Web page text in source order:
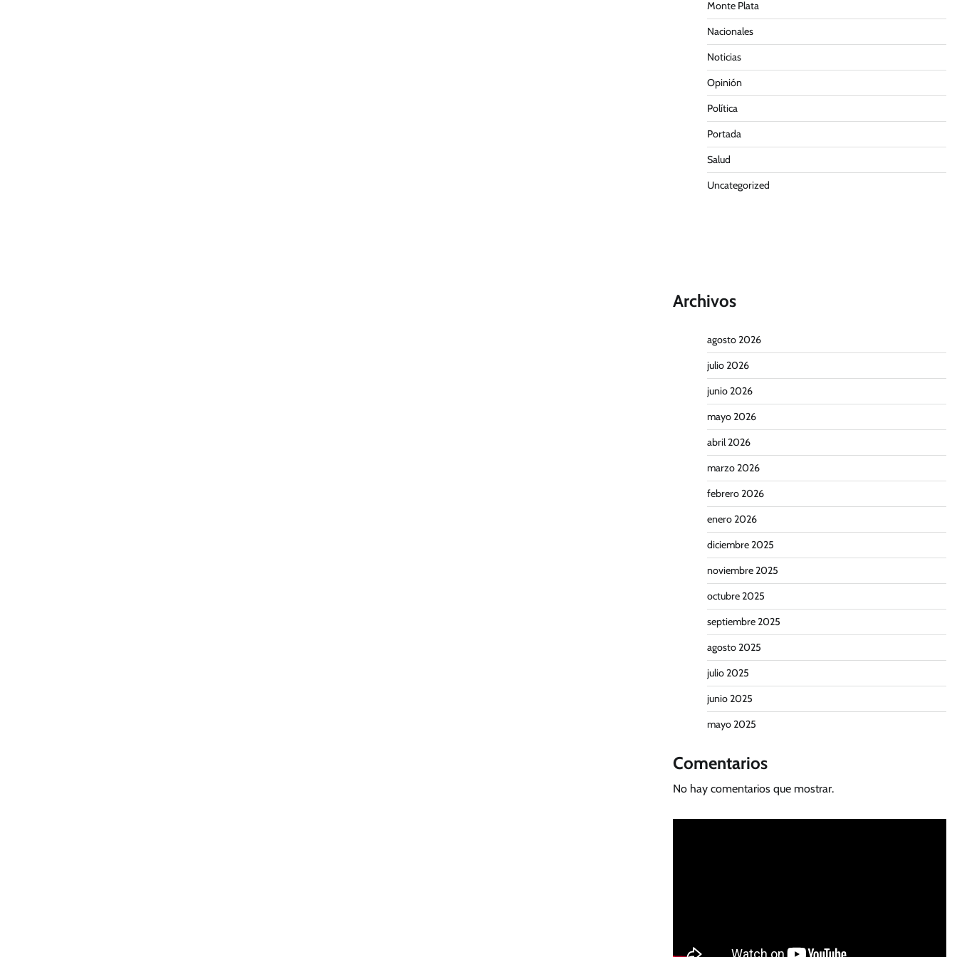
Monte Plata
Nacionales
Noticias
Opinión
Política
Portada
Salud
Uncategorized
Archivos
agosto 2026
julio 2026
junio 2026
mayo 2026
abril 2026
marzo 2026
febrero 2026
enero 2026
diciembre 2025
noviembre 2025
octubre 2025
septiembre 2025
agosto 2025
julio 2025
junio 2025
mayo 2025
Comentarios
No hay comentarios que mostrar.